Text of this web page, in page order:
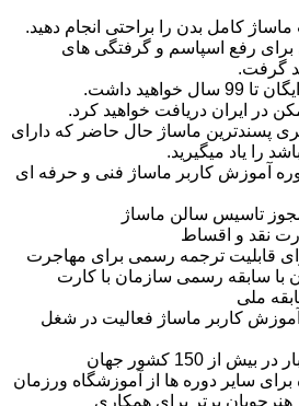
کامل بدن را براحتی انجام دهید.
رفع اسپاسم و گرفتگی های
گرفت.
داشت.
در ایران دریافت خواهید کرد.
پسندترین ماساژ حال حاضر که دارای
را یاد میگیرید.
آموزش کاربر ماساژ فنی و حرفه ای
تاسیس سالن ماساژ
نقد و اقساط
قابلیت ترجمه رسمی برای مهاجرت
با سابقه رسمی سازمان با کارت
ملی
کاربر ماساژ فعالیت در شغل
از 150 کشور جهان
سایر دوره ها از آموزشگاه ورزمان
برتر برای همکاری